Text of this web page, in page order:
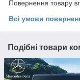
Повернення товару
Всі умови
Подібні товари